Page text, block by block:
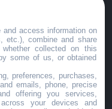
and access information on
etc.), combine and share
collected on this
some of us, or obtained
preferences, purchases,
emails, phone, precise
offering you services,
your devices and